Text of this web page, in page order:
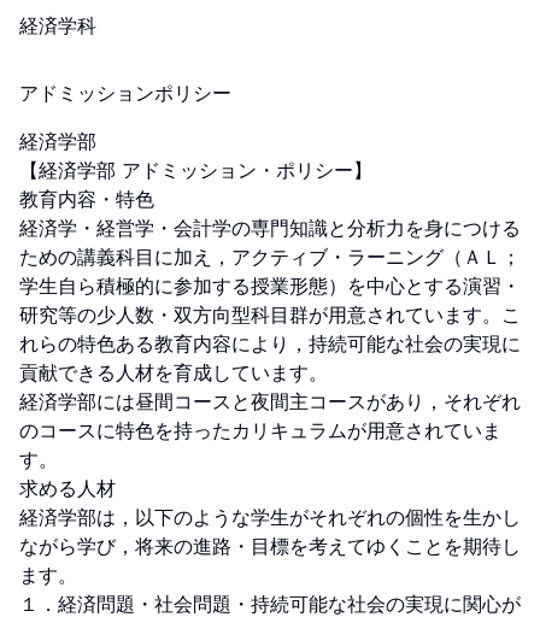
経済学科
アドミッションポリシー
経済学部
【経済学部 アドミッション・ポリシー】
教育内容・特色
経済学・経営学・会計学の専門知識と分析力を身につける
ための講義科目に加え，アクティブ・ラーニング（ＡＬ；
学生自ら積極的に参加する授業形態）を中心とする演習・
研究等の少人数・双方向型科目群が用意されています。こ
れらの特色ある教育内容により，持続可能な社会の実現に
貢献できる人材を育成しています。
経済学部には昼間コースと夜間主コースがあり，それぞれ
のコースに特色を持ったカリキュラムが用意されていま
す。
求める人材
経済学部は，以下のような学生がそれぞれの個性を生かし
ながら学び，将来の進路・目標を考えてゆくことを期待し
ます。
１．経済問題・社会問題・持続可能な社会の実現に関心が